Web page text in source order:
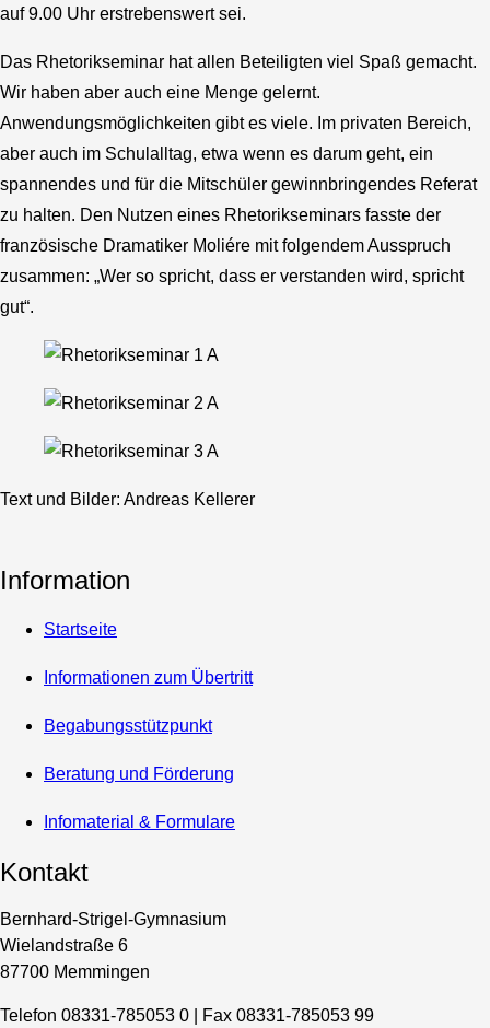
auf 9.00 Uhr erstrebenswert sei.
Das Rhetorikseminar hat allen Beteiligten viel Spaß gemacht.
Wir haben aber auch eine Menge gelernt.
Anwendungsmöglichkeiten gibt es viele. Im privaten Bereich,
aber auch im Schulalltag, etwa wenn es darum geht, ein
spannendes und für die Mitschüler gewinnbringendes Referat
zu halten. Den Nutzen eines Rhetorikseminars fasste der
französische Dramatiker Moliére mit folgendem Ausspruch
zusammen: „Wer so spricht, dass er verstanden wird, spricht
gut“.
Text und Bilder: Andreas Kellerer
Information
Startseite
Informationen zum Übertritt
Begabungsstützpunkt
Beratung und Förderung
Infomaterial & Formulare
Kontakt
Bernhard-Strigel-Gymnasium
Wielandstraße 6
87700 Memmingen
Telefon 08331-785053 0 | Fax 08331-785053 99